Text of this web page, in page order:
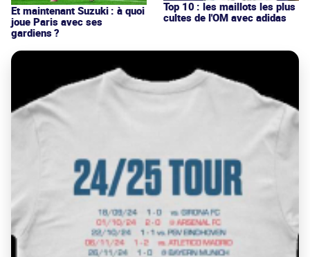
Et maintenant Suzuki : à quoi
joue Paris avec ses
gardiens ?
Top 10 : les maillots les plus
cultes de l'OM avec adidas